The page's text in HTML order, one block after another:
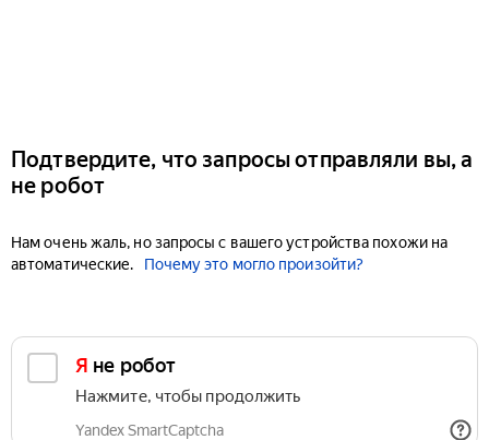
Подтвердите, что запросы отправляли вы, а
не робот
Нам очень жаль, но запросы с вашего устройства похожи на
автоматические.
Почему это могло произойти?
Я не робот
Нажмите, чтобы продолжить
Yandex SmartCaptcha